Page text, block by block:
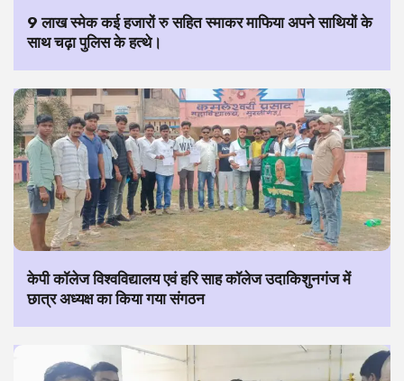
9 लाख स्मेक कई हजारों रु सहित स्माकर माफिया अपने साथियों के
साथ चढ़ा पुलिस के हत्थे।
केपी कॉलेज विश्वविद्यालय एवं हरि साह कॉलेज उदाकिशुनगंज में
छात्र अध्यक्ष का किया गया संगठन